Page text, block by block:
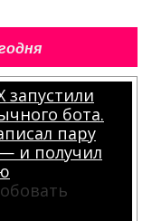
запустили
бота.
пару
и получил